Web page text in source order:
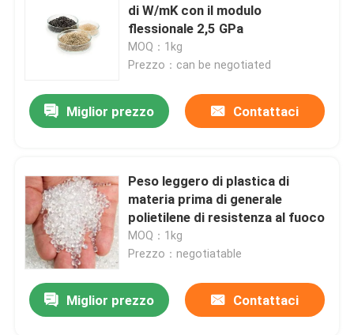
Prodotti
Video
Su di noi
di W/mK con il modulo
flessionale 2,5 GPa
MOQ：1kg
Prezzo：can be negotiated
Miglior prezzo Contattaci
Peso leggero di plastica di
materia prima di generale
polietilene di resistenza al fuoco
MOQ：1kg
Prezzo：negotiatable
Miglior prezzo Contattaci